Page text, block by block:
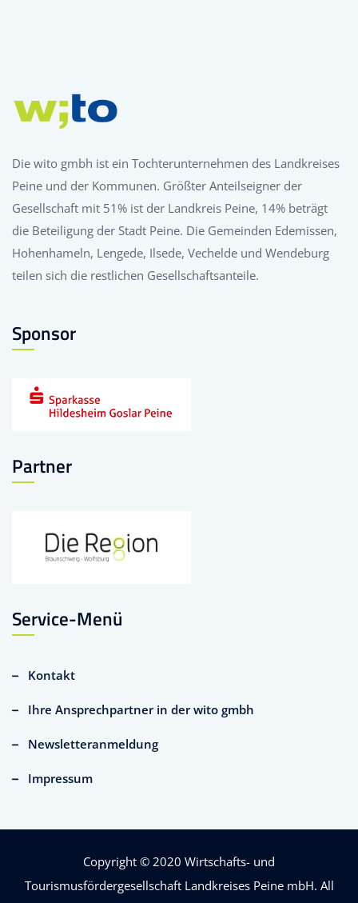
Die wito gmbh ist ein Tochterunternehmen des Landkreises
Peine und der Kommunen. Größter Anteilseigner der
Gesellschaft mit 51% ist der Landkreis Peine, 14% beträgt
die Beteiligung der Stadt Peine. Die Gemeinden Edemissen,
Hohenhameln, Lengede, Ilsede, Vechelde und Wendeburg
teilen sich die restlichen Gesellschaftsanteile.
Sponsor
Partner
Service-Menü
Kontakt
Ihre Ansprechpartner in der wito gmbh
Newsletteranmeldung
Impressum
Copyright © 2020 Wirtschafts- und
Tourismusfördergesellschaft Landkreises Peine mbH. All